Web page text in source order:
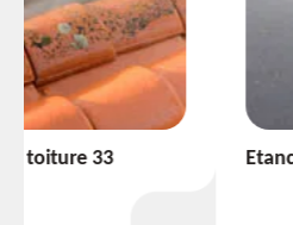
Etanchéité toiture 33